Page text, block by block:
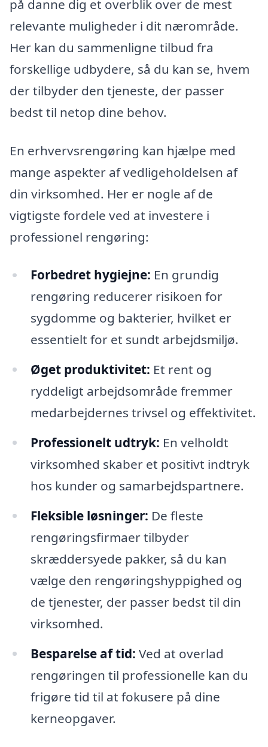
på danne dig et overblik over de mest
relevante muligheder i dit nærområde.
Her kan du sammenligne tilbud fra
forskellige udbydere, så du kan se, hvem
der tilbyder den tjeneste, der passer
bedst til netop dine behov.
En erhvervsrengøring kan hjælpe med
mange aspekter af vedligeholdelsen af
din virksomhed. Her er nogle af de
vigtigste fordele ved at investere i
professionel rengøring:
Forbedret hygiejne: En grundig
rengøring reducerer risikoen for
sygdomme og bakterier, hvilket er
essentielt for et sundt arbejdsmiljø.
Øget produktivitet: Et rent og
ryddeligt arbejdsområde fremmer
medarbejdernes trivsel og effektivitet.
Professionelt udtryk: En velholdt
virksomhed skaber et positivt indtryk
hos kunder og samarbejdspartnere.
Fleksible løsninger: De fleste
rengøringsfirmaer tilbyder
skræddersyede pakker, så du kan
vælge den rengøringshyppighed og
de tjenester, der passer bedst til din
virksomhed.
Besparelse af tid: Ved at overlad
rengøringen til professionelle kan du
frigøre tid til at fokusere på dine
kerneopgaver.